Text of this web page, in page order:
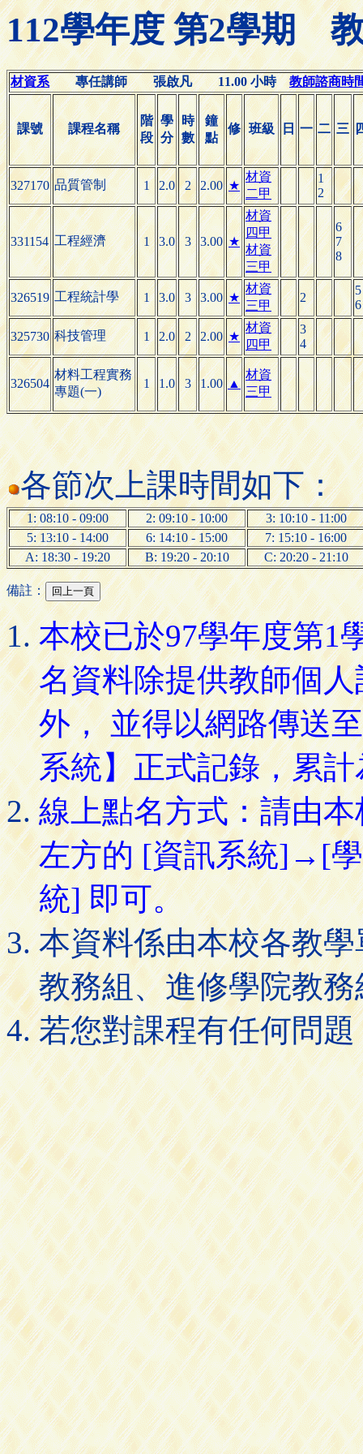
112學年度 第2學期
材資系專任講師 張啟凡 11.00 小時教師諮商時
課號 課程名稱
階
段
學
分
時
數
鐘
點
修 班級 日 一 二 三
327170 品質管制 1 2.0 2 2.00 ★
材資
二甲
1
2
331154 工程經濟 1 3.0 3 3.00 ★
材資
四甲
材資
三甲
6
7
8
326519 工程統計學 1 3.0 3 3.00 ★
材資
三甲
2
5
6
325730 科技管理 1 2.0 2 2.00 ★
材資
四甲
3
4
326504
材料工程實務
專題(一)
1 1.0 3 1.00 ▲
材資
三甲
各節次上課時間如下：
1: 08:10 - 09:00 2: 09:10 - 10:00
3: 10:10 - 11:00
5: 13:10 - 14:00
6: 14:10 - 15:00
7: 15:10 - 16:00
A: 18:30 - 19:20
B: 19:20 - 20:10 C: 20:20 - 21:10
備註：
本校已於97學年度第1
名資料除提供教師個
外， 並得以網路傳送
系統】正式記錄，累
線上點名方式：請由
左方的 [資訊系統]→[
統] 即可。
本資料係由本校各教
教務組、進修學院教
若您對課程有任何問